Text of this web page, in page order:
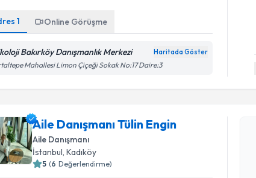
1 Online Görüşme
Bakırköy Danışmanlık Merkezi Haritada Göster
Mahallesi Limon Çiçeği Sokak No:17 Daire:3
Aile Danışmanı Tülin Engin
Aile Danışmanı
İstanbul, Kadıköy
5 (6 Değerlendirme)